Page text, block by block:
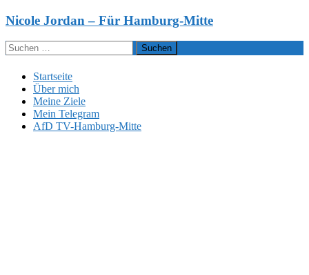
Zum
springen
Nicole Jordan – Für Hamburg-Mitte
Suchen
nach:
Startseite
Über mich
Meine Ziele
Mein Telegram
AfD TV-Hamburg-Mitte